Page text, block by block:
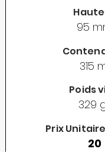
95
315
Poids
329
Prix
20